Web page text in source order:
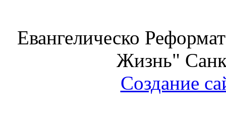
Евангелическо
Жизнь"
Создание